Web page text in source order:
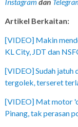
Artikel Berkaitan:
[VIDEO] Makin
KL City, JDT dan
[VIDEO] Sudah jatuh
tergolek, terseret
[VIDEO] Mat motor
Pinang, tak perasan